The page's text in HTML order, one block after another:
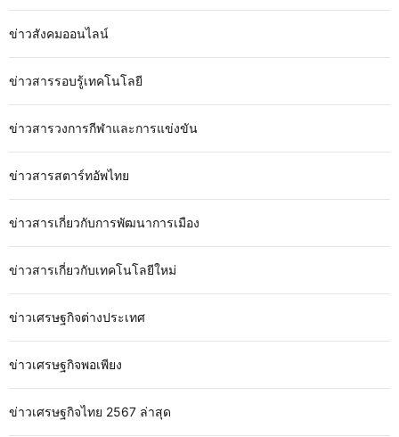
ข่าวสังคมออนไลน์
ข่าวสารรอบรู้เทคโนโลยี
ข่าวสารวงการกีฬาและการแข่งขัน
ข่าวสารสตาร์ทอัพไทย
ข่าวสารเกี่ยวกับการพัฒนาการเมือง
ข่าวสารเกี่ยวกับเทคโนโลยีใหม่
ข่าวเศรษฐกิจต่างประเทศ
ข่าวเศรษฐกิจพอเพียง
ข่าวเศรษฐกิจไทย 2567 ล่าสุด